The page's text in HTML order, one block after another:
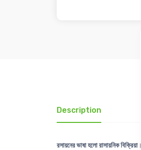
Description
রসায়নের ভাষা হলো রাসায়নিক বিক্রিয়া।